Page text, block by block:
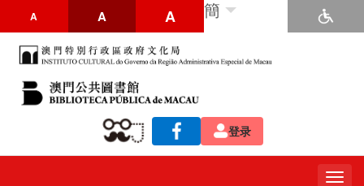
A A A 簡
登录